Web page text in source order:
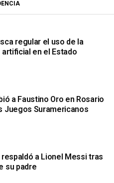
regular el uso de la
en el Estado
a Faustino Oro en Rosario
Juegos Suramericanos
a Lionel Messi tras
su padre